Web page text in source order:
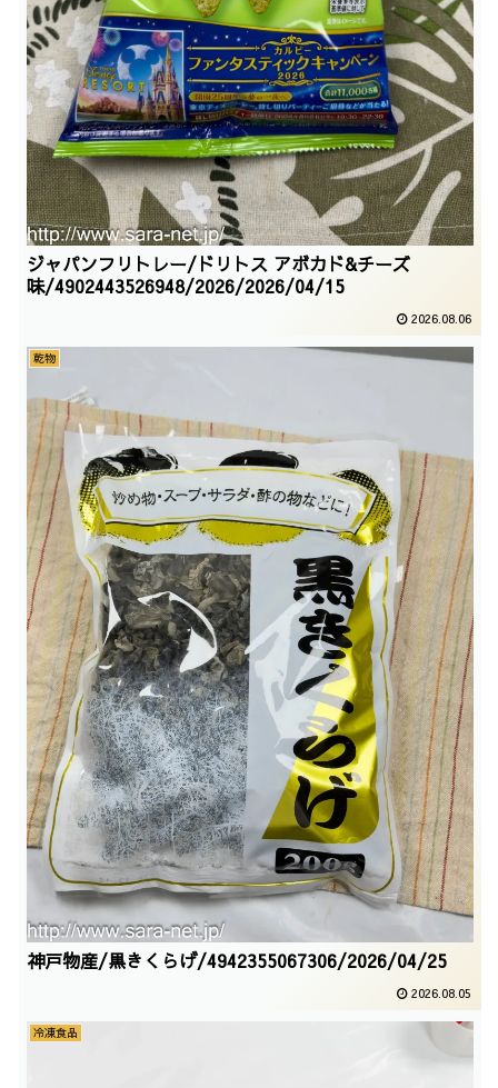
ジャパンフリトレー/ドリトス アボカド&チーズ
味/4902443526948/2026/2026/04/15
2026.08.06
乾物
神戸物産/黒きくらげ/4942355067306/2026/04/25
2026.08.05
冷凍食品